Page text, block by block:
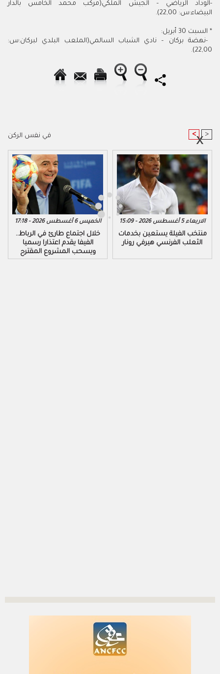
-الوداد الرياضي – الجيش الملكي(مركب محمد الخامس بالدار
البيضاء:س: 22,00).
* السبت 30 أبريل:
-نهضة بركان – نادي الشباب السالمي(الملعب البلدي لبركان:س:
22,00).
في نفس الركن < >
الخميس 6 أغسطس 2026 - 17:18
خلال اجتماع طارئ في الرباط..
الفيفا يقدم اعتذارا رسميا
ويسحب المشروع المقترح
الاربعاء 5 أغسطس 2026 - 15:09
منتخب الفيلة يستعين بخدمات
الثعلب الفرنسي هيرفي رونار